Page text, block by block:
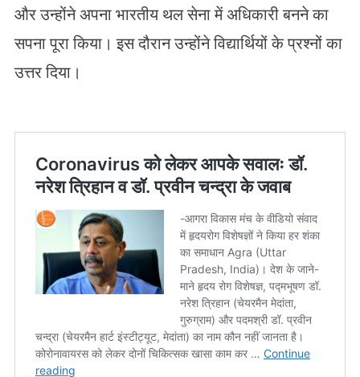
और उन्होंने अपना भारतीय थल सेना में अधिकारी बनने का
सपना पूरा किया। इस दौरान उन्होंने विद्यार्थियों के प्रश्नों का
उत्तर दिया।